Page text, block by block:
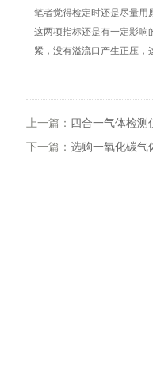
笔者觉得检定时还是尽量用
这两项指标还是有一定影响
紧，没有溢流口产生正压
上一篇： 四合一气体检测
下一篇： 选购一氧化碳气